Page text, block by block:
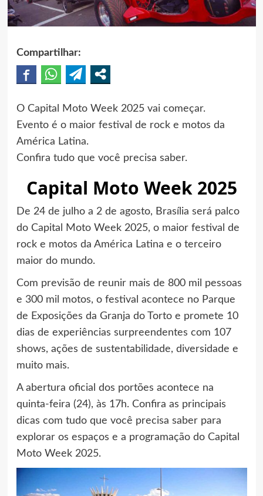
Compartilhar:
O Capital Moto Week 2025 vai começar.
Evento é o maior festival de rock e motos da
América Latina.
Confira tudo que você precisa saber.
Capital Moto Week 2025
De 24 de julho a 2 de agosto, Brasília será palco
do Capital Moto Week 2025, o maior festival de
rock e motos da América Latina e o terceiro
maior do mundo.
Com previsão de reunir mais de 800 mil pessoas
e 300 mil motos, o festival acontece no Parque
de Exposições da Granja do Torto e promete 10
dias de experiências surpreendentes com 107
shows, ações de sustentabilidade, diversidade e
muito mais.
A abertura oficial dos portões acontece na
quinta-feira (24), às 17h. Confira as principais
dicas com tudo que você precisa saber para
explorar os espaços e a programação do Capital
Moto Week 2025.